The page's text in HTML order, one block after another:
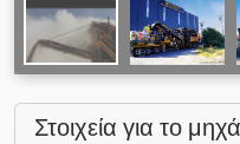
Στοιχεία για το